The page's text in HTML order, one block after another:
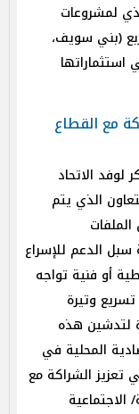
لمشروعات
(بني سويف،
استثماراتها
مع القطاع
لوفد الاتحاد
الذي يتم
الدعم للإسراع
أو فنية تواجه
وتيرة
لتدشين هذه
المحلية في
تعزيز الشراكة مع